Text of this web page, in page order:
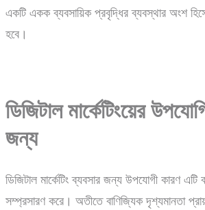
একটি একক ব্যবসায়িক প্রবৃদ্ধির ব্যবস্থার অংশ
হবে।
ডিজিটালমার্কেটিংয়ের
জন্য
ডিজিটাল মার্কেটিং ব্যবসার জন্য উপযোগী কারণ এটি
সম্প্রসারণ করে। অতীতে বাণিজ্যিক দৃশ্যমানতা